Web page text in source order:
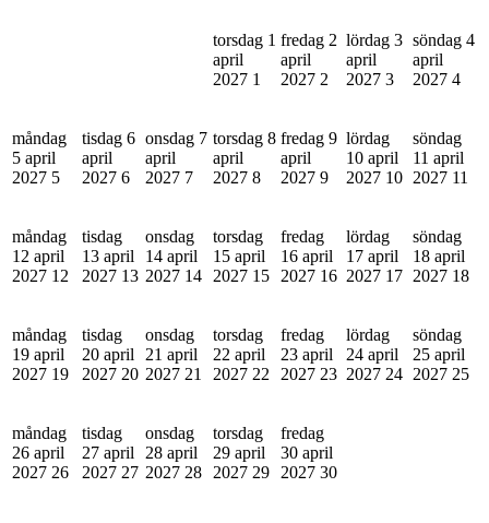
torsdag 1
april
2027 1
fredag 2
april
2027 2
lördag 3
april
2027 3
söndag 4
april
2027 4
måndag
5 april
2027 5
tisdag 6
april
2027 6
onsdag 7
april
2027 7
torsdag 8
april
2027 8
fredag 9
april
2027 9
lördag
10 april
2027 10
söndag
11 april
2027 11
måndag
12 april
2027 12
tisdag
13 april
2027 13
onsdag
14 april
2027 14
torsdag
15 april
2027 15
fredag
16 april
2027 16
lördag
17 april
2027 17
söndag
18 april
2027 18
måndag
19 april
2027 19
tisdag
20 april
2027 20
onsdag
21 april
2027 21
torsdag
22 april
2027 22
fredag
23 april
2027 23
lördag
24 april
2027 24
söndag
25 april
2027 25
måndag
26 april
2027 26
tisdag
27 april
2027 27
onsdag
28 april
2027 28
torsdag
29 april
2027 29
fredag
30 april
2027 30